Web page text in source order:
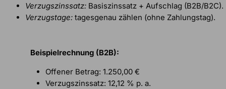
Verzugszinssatz: Basiszinssatz + Aufschlag (B2B/B2C).
Verzugstage: tagesgenau zählen (ohne Zahlungstag).
Beispielrechnung (B2B):
Offener Betrag: 1.250,00 €
Verzugszinssatz: 12,12 % p. a.